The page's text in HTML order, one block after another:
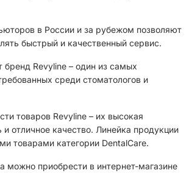
в России и за рубежом позволяют
быстрый и качественный сервис.
Revyline – один из самых
среди стоматологов и
товаров Revyline – их высокая
и отличное качество. Линейка продукции
товарами категории DentalCare.
можно приобрести в интернет-магазине